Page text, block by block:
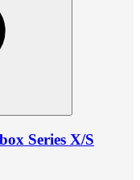
Series X/S